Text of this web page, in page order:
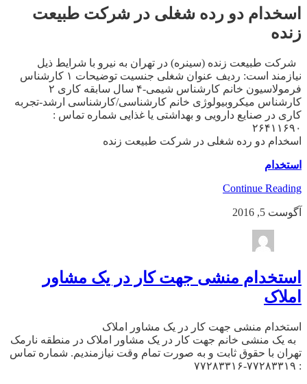
اسخدام دو رده شغلی در شرکت طبیعت
زنده
شرکت طبیعت زنده (سینره) در تهران به نیرو با شرایط ذیل
نیازمند است: ردیف عنوان شغلی جنسیت توضیحات ۱ کارشناس
فرمولاسیون خانم کارشناس شیمی-۴ سال سابقه کاری ۲
کارشناس میکروبیولوژی خانم کارشناسی/کارشناسی ارشد-تجربه
کاری در صنایع دارویی و بهداشتی یا غذایی شماره تماس :
۲۶۴۱۱۶۹۰
اسخدام دو رده شغلی در شرکت طبیعت زنده
استخدام
Continue Reading
آگوست 5, 2016
استخدام منشی جهت کار در یک مشاور
املاک
استخدام منشی جهت کار در یک مشاور املاک
به یک منشی خانم جهت کار در یک مشاور املاک در منطقه نارمک
تهران با حقوق ثابت و به صورت تمام وقت نیازمندیم. شماره تماس
: ۷۷۲۸۳۳۱۹-۷۷۲۸۳۳۱۶